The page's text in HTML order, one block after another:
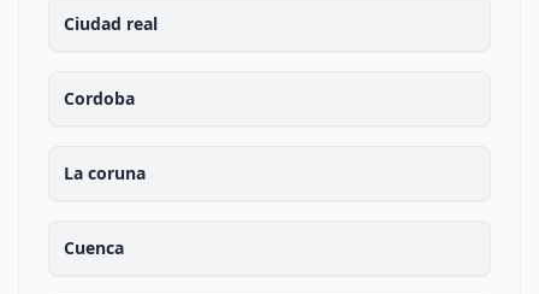
Ciudad real
Cordoba
La coruna
Cuenca